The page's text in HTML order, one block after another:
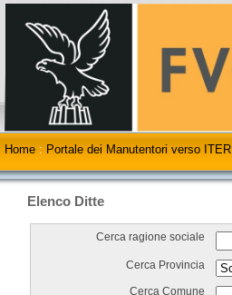
Home : Portale dei Manutentori verso ITER
Elenco Ditte
Cerca ragione sociale
Cerca Provincia
Cerca Comune